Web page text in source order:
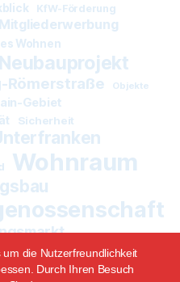
die Nutzerfreundlichkeit
Durch Ihren Besuch
KfW-Förderung
Mitgliederwerbung
Wohnen
Neubauprojekt
Römerstraße Objekte
Gebiet
Sicherheit
Wohnraum